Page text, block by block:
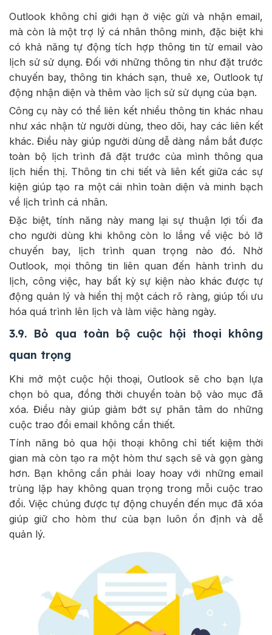
Outlook không chỉ giới hạn ở việc gửi và nhận email,
mà còn là một trợ lý cá nhân thông minh, đặc biệt khi
có khả năng tự động tích hợp thông tin từ email vào
lịch sử sử dụng. Đối với những thông tin như đặt trước
chuyến bay, thông tin khách sạn, thuê xe, Outlook tự
động nhận diện và thêm vào lịch sử sử dụng của bạn.
Công cụ này có thể liên kết nhiều thông tin khác nhau
như xác nhận từ người dùng, theo dõi, hay các liên kết
khác. Điều này giúp người dùng dễ dàng nắm bắt được
toàn bộ lịch trình đã đặt trước của mình thông qua
lịch hiển thị. Thông tin chi tiết và liên kết giữa các sự
kiện giúp tạo ra một cái nhìn toàn diện và minh bạch
về lịch trình cá nhân.
Đặc biệt, tính năng này mang lại sự thuận lợi tối đa
cho người dùng khi không còn lo lắng về việc bỏ lỡ
chuyến bay, lịch trình quan trọng nào đó. Nhờ
Outlook, mọi thông tin liên quan đến hành trình du
lịch, công việc, hay bất kỳ sự kiện nào khác được tự
động quản lý và hiển thị một cách rõ ràng, giúp tối ưu
hóa quá trình lên lịch và làm việc hàng ngày.
3.9. Bỏ qua toàn bộ cuộc hội thoại không
quan trọng
Khi mở một cuộc hội thoại, Outlook sẽ cho bạn lựa
chọn bỏ qua, đồng thời chuyển toàn bộ vào mục đã
xóa. Điều này giúp giảm bớt sự phân tâm do những
cuộc trao đổi email không cần thiết.
Tính năng bỏ qua hội thoại không chỉ tiết kiệm thời
gian mà còn tạo ra một hòm thư sạch sẽ và gọn gàng
hơn. Bạn không cần phải loay hoay với những email
trùng lặp hay không quan trọng trong mỗi cuộc trao
đổi. Việc chúng được tự động chuyển đến mục đã xóa
giúp giữ cho hòm thư của bạn luôn ổn định và dễ
quản lý.